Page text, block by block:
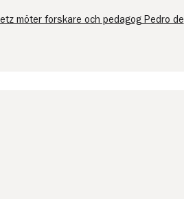
möter forskare och pedagog Pedro de